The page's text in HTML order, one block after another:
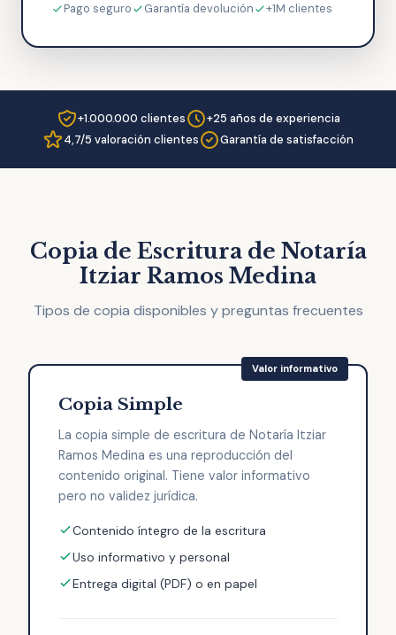
Pago seguro Garantía devolución +1M clientes
+1.000.000 clientes
+25 años de experiencia
4,7/5 valoración clientes
Garantía de satisfacción
Copia de Escritura de Notaría
Itziar Ramos Medina
Tipos de copia disponibles y preguntas frecuentes
Copia Simple
La copia simple de escritura de Notaría Itziar
Ramos Medina es una reproducción del
contenido original. Tiene valor informativo
pero no validez jurídica.
Contenido íntegro de la escritura
Uso informativo y personal
Entrega digital (PDF) o en papel